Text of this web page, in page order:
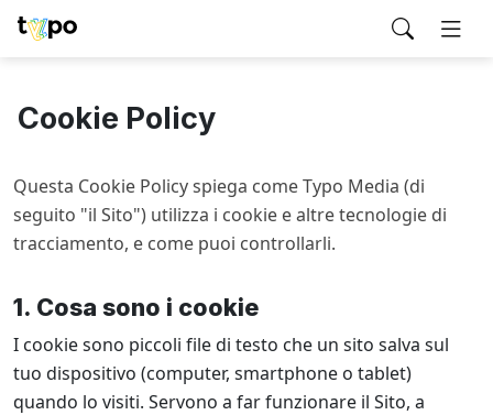
Cookie Policy
Questa Cookie Policy spiega come Typo Media (di
seguito "il Sito") utilizza i cookie e altre tecnologie di
tracciamento, e come puoi controllarli.
1. Cosa sono i cookie
I cookie sono piccoli file di testo che un sito salva sul
tuo dispositivo (computer, smartphone o tablet)
quando lo visiti. Servono a far funzionare il Sito, a